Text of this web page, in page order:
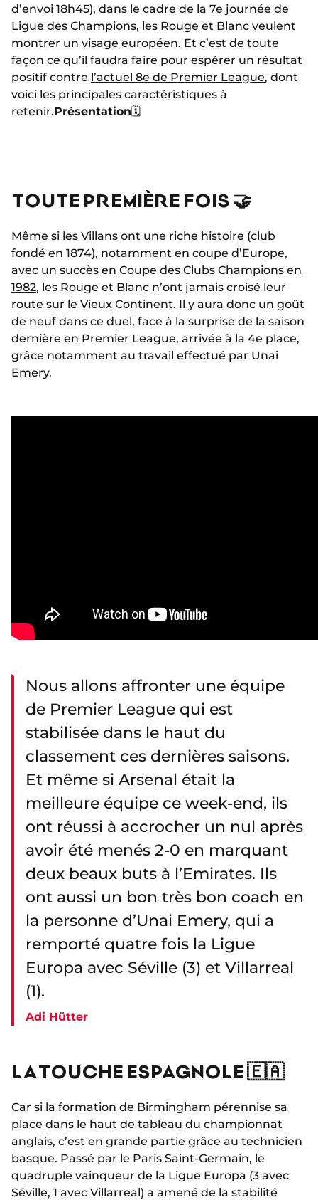
d’envoi 18h45), dans le cadre de la 7e journée de
Ligue des Champions, les Rouge et Blanc veulent
montrer un visage européen. Et c’est de toute
façon ce qu’il faudra faire pour espérer un résultat
positif contre l’actuel 8e de Premier League, dont
voici les principales caractéristiques à
retenir.Présentation🗓️
TOUTE PREMIÈRE FOIS 🤝
Même si les Villans ont une riche histoire (club
fondé en 1874), notamment en coupe d’Europe,
avec un succès en Coupe des Clubs Champions en
1982, les Rouge et Blanc n’ont jamais croisé leur
route sur le Vieux Continent. Il y aura donc un goût
de neuf dans ce duel, face à la surprise de la saison
dernière en Premier League, arrivée à la 4e place,
grâce notamment au travail effectué par Unai
Emery.
Nous allons affronter une équipe
de Premier League qui est
stabilisée dans le haut du
classement ces dernières saisons.
Et même si Arsenal était la
meilleure équipe ce week-end, ils
ont réussi à accrocher un nul après
avoir été menés 2-0 en marquant
deux beaux buts à l’Emirates. Ils
ont aussi un bon très bon coach en
la personne d’Unai Emery, qui a
remporté quatre fois la Ligue
Europa avec Séville (3) et Villarreal
(1).
Adi Hütter
LA TOUCHE ESPAGNOLE 🇪🇦
Car si la formation de Birmingham pérennise sa
place dans le haut de tableau du championnat
anglais, c’est en grande partie grâce au technicien
basque. Passé par le Paris Saint-Germain, le
quadruple vainqueur de la Ligue Europa (3 avec
Séville, 1 avec Villarreal) a amené de la stabilité